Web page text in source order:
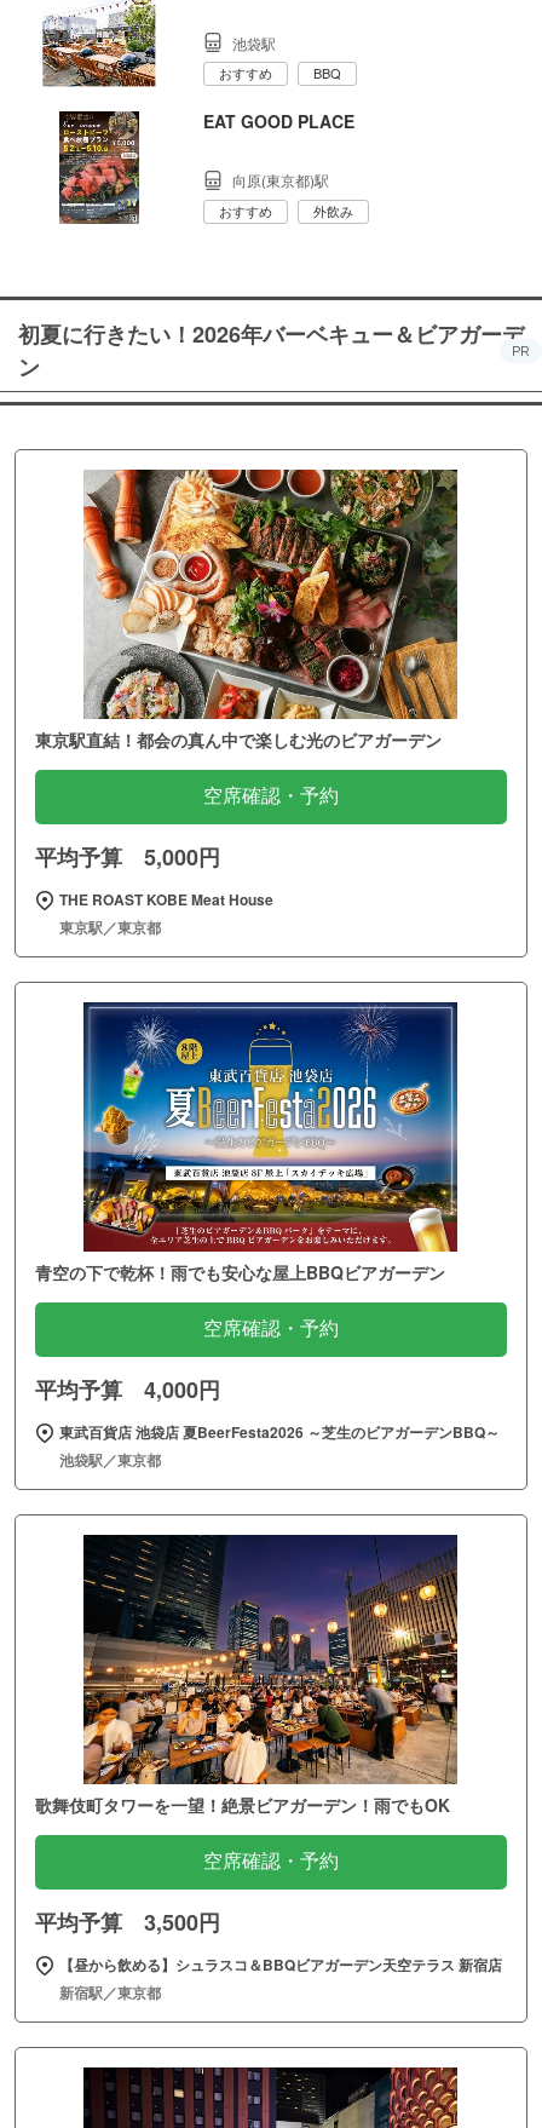
池袋駅
おすすめ BBQ
EAT GOOD PLACE
向原(東京都)駅
おすすめ 外飲み
初夏に行きたい！2026年バーベキュー＆ビアガーデ
ン
PR
東京駅直結！都会の真ん中で楽しむ光のビアガーデン
空席確認・予約
平均予算 5,000円
THE ROAST KOBE Meat House
東京駅／東京都
青空の下で乾杯！雨でも安心な屋上BBQビアガーデン
空席確認・予約
平均予算 4,000円
東武百貨店 池袋店 夏BeerFesta2026 ～芝生のビアガーデンBBQ～
池袋駅／東京都
歌舞伎町タワーを一望！絶景ビアガーデン！雨でもOK
空席確認・予約
平均予算 3,500円
【昼から飲める】シュラスコ＆BBQビアガーデン天空テラス 新宿店
新宿駅／東京都